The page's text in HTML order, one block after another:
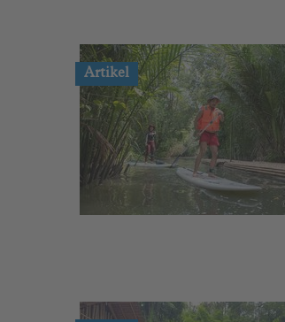
Artikel